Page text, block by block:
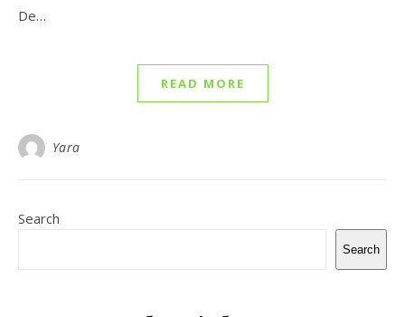
De…
READ MORE
Yara
Search
Search